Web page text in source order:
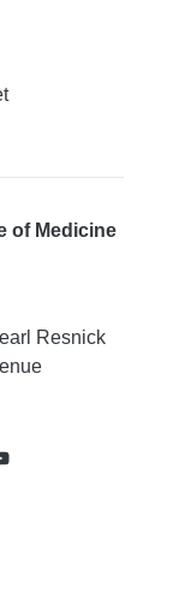
of Medicine
Resnick